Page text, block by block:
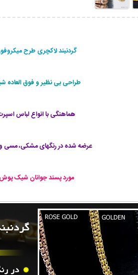
گردنبند لاکچری طرح
طراحی بی نظیر و فوق العاده
هماهنگی با انواع لباس
عرضه شده در رنگهای مشکی، مسی
مورد پسند جوانان شیک پوش